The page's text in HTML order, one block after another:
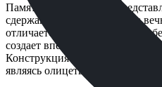
Памятник ММ/L-1480
сдержанной элегантности и
отличается ясностью линий и
создает впечатление
Конструкция демонстрирует
являясь олицетворением